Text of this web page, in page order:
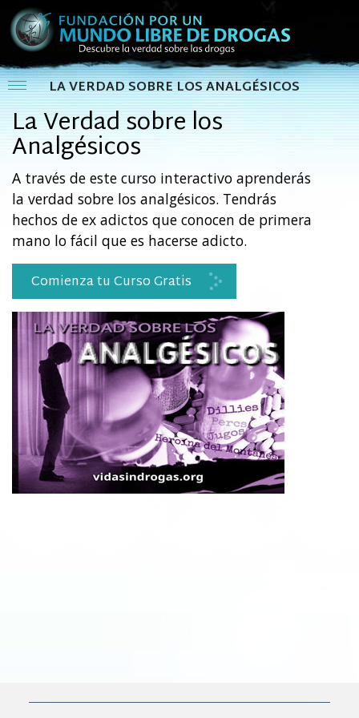
LA VERDAD SOBRE LOS ANALGÉSICOS
La Verdad sobre los
Analgésicos
A través de este curso interactivo aprenderás
la verdad sobre los analgésicos. Tendrás
hechos de ex adictos que conocen de primera
mano lo fácil que es hacerse adicto.
Comienza tu Curso Gratis